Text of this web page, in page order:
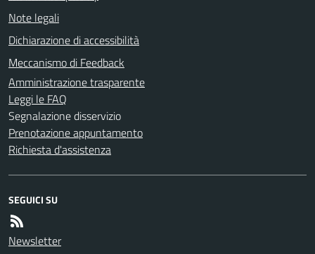
Note legali
Dichiarazione di accessibilità
Meccanismo di Feedback
Amministrazione trasparente
Leggi le FAQ
Segnalazione disservizio
Prenotazione appuntamento
Richiesta d'assistenza
SEGUICI SU
Newsletter